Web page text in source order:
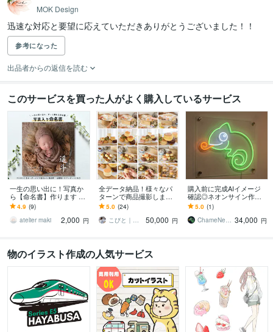
MOK Design
迅速な対応と要望に応えていただきありがとうございました！！
参考になった
出品者からの返信を読む
このサービスを買った人がよく購入しているサービス
一生の思い出に！写真か
ら【命名書】作ります 写
真に文字入れするオーダ
ーメイド品♡ プレゼント
にも◎
4.9 (9)
atelier maki
2,000 円
全データ納品！様々なパ
ターンで商品撮影します
歴10年以上クリエイティ
ブディレクター、カメラ
歴20年
5.0 (24)
こびと｜スタジオkobito
50,000 円
購入前に完成AIイメージ
確認◎ネオンサイン作り
ます 本業の看板屋が完成
イメージ作成＋見積を無
料提示。約2週間納品
5.0 (1)
ChameNeon 34,000 円
物のイラスト作成の人気サービス